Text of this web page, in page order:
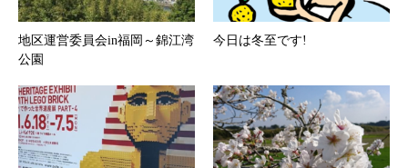
地区運営委員会in福岡～錦江湾
公園
今日は冬至です!